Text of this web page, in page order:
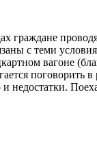
граждане
с теми
вагоне
поговорить
и недостатки.